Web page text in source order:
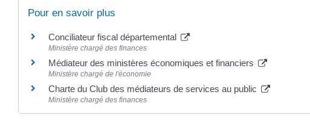
Pour en savoir plus
Conciliateur fiscal départemental
Ministère chargé des finances
Médiateur des ministères économiques et financiers
Ministère chargé de l'économie
Charte du Club des médiateurs de services au public
Ministère chargé des finances